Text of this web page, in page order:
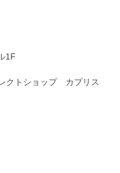
1F
クトショップ　カプリス